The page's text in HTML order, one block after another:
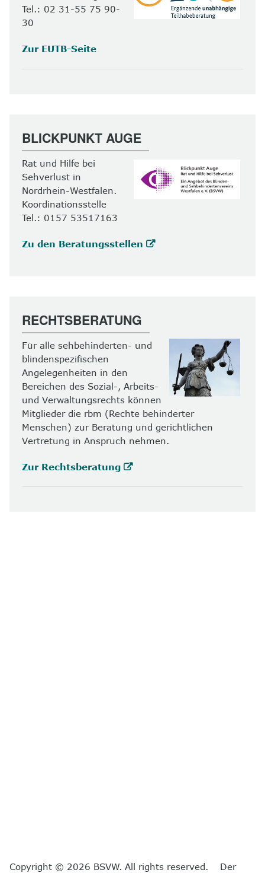
Tel.: 02 31-55 75 90-
30
Zur EUTB-Seite
BLICKPUNKT AUGE
Rat und Hilfe bei
Sehverlust in
Nordrhein-Westfalen.
Koordinationsstelle
Tel.: 0157 53517163
Zu den Beratungsstellen
RECHTSBERATUNG
Für alle sehbehinderten- und
blindenspezifischen
Angelegenheiten in den
Bereichen des Sozial-, Arbeits-
und Verwaltungsrechts können
Mitglieder die rbm (Rechte behinderter
Menschen) zur Beratung und gerichtlichen
Vertretung in Anspruch nehmen.
Zur Rechtsberatung
Copyright © 2026 BSVW. All rights reserved. Der